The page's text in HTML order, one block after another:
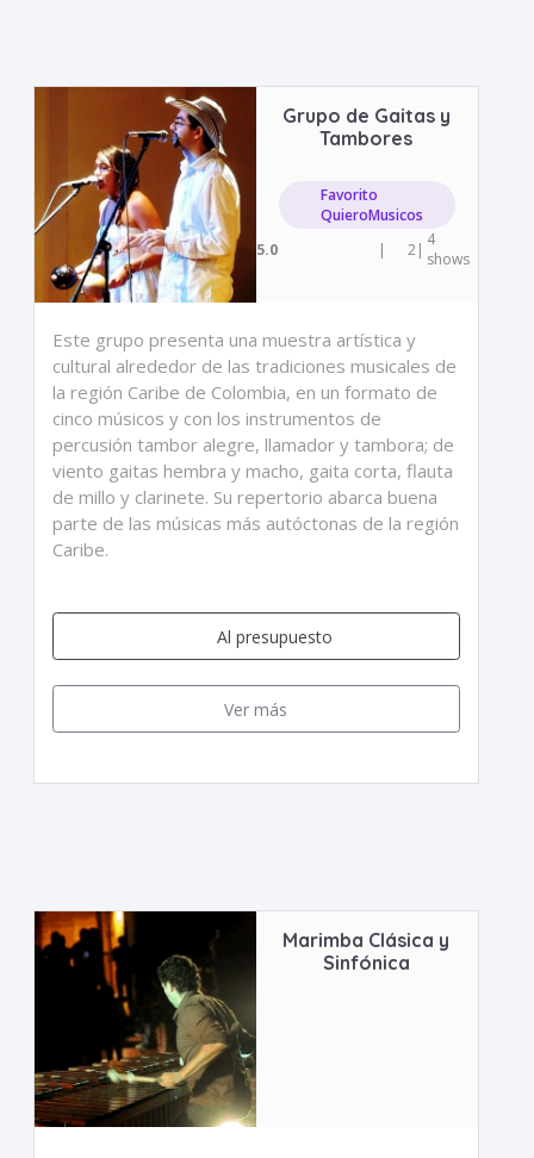
Grupo de Gaitas y
Tambores
Favorito
QuieroMusicos
5.0
| 2| 4
shows
Este grupo presenta una muestra artística y
cultural alrededor de las tradiciones musicales de
la región Caribe de Colombia, en un formato de
cinco músicos y con los instrumentos de
percusión tambor alegre, llamador y tambora; de
viento gaitas hembra y macho, gaita corta, flauta
de millo y clarinete. Su repertorio abarca buena
parte de las músicas más autóctonas de la región
Caribe.
Al presupuesto
Ver más
Marimba Clásica y
Sinfónica